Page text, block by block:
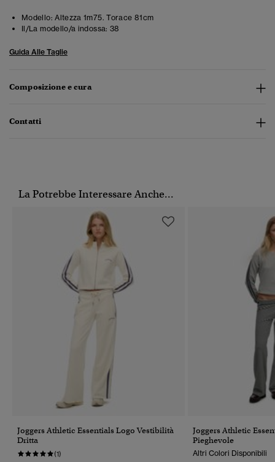
Modello: Altezza 1m75. Torace 81cm
Il/La modello/a indossa: 38
Guida Alle Taglie
Composizione e cura
Contatti
La Potrebbe Interessare Anche...
Joggers Athletic Essentials Logo Vestibilità
Dritta
(1)
Joggers Athletic
Pieghevole
Altri Colori Disponibili